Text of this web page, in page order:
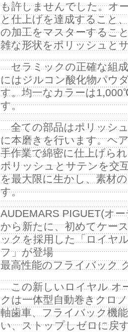
も許しませんでした。オ
と仕上げを達成すること
の加工をマスターするこ
雑な形状をポリッシュと
セラミックの正確な組成
にはジルコン酸化物パウ
す。均一なカラーは
す。
全ての部品はポリッシ
に本磨きを行います。ヘ
手作業で綿密に仕上げら
ポリッシュとサテンを交
を最大限に生かし、素材
す。
AUDEMARS PIGUET(オ
から新たに、初めてケー
ックを採用した「ロイヤ
フ」が登場
最高性能のフライバック
この新しいロイヤル オ
クは一体型自動巻きクロ
軸歯車、フライバック機
い、ストップしゼロに戻